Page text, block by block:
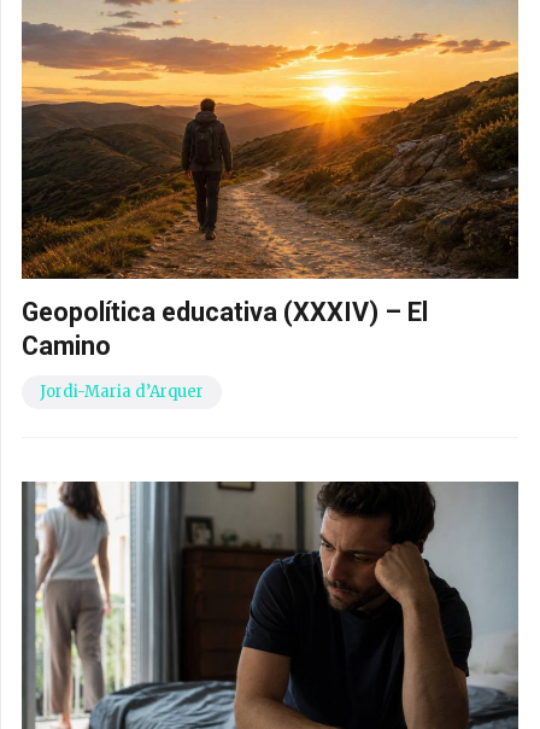
Geopolítica educativa (XXXIV) – El
Camino
Jordi-Maria d’Arquer